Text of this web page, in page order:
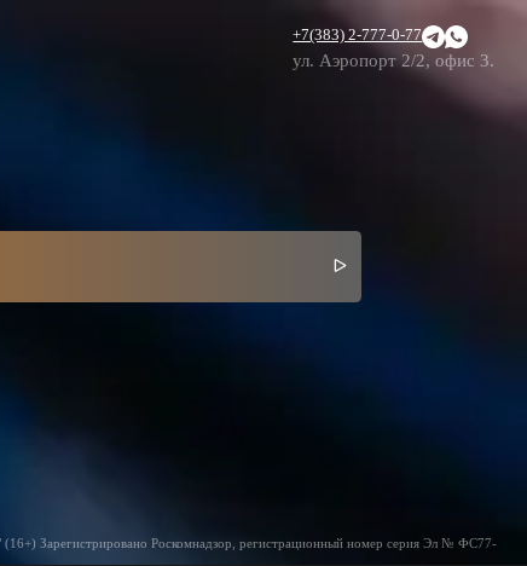
+7(383) 2-777-0-77
ул. Аэропорт 2/2, офис 3.
Зарегистрировано Роскомнадзор, регистрационный номер серия Эл № ФС77-